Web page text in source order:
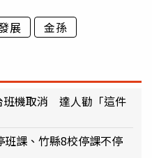
展 金孫
班機取消 達人勸「這件
課、竹縣8校停課不停